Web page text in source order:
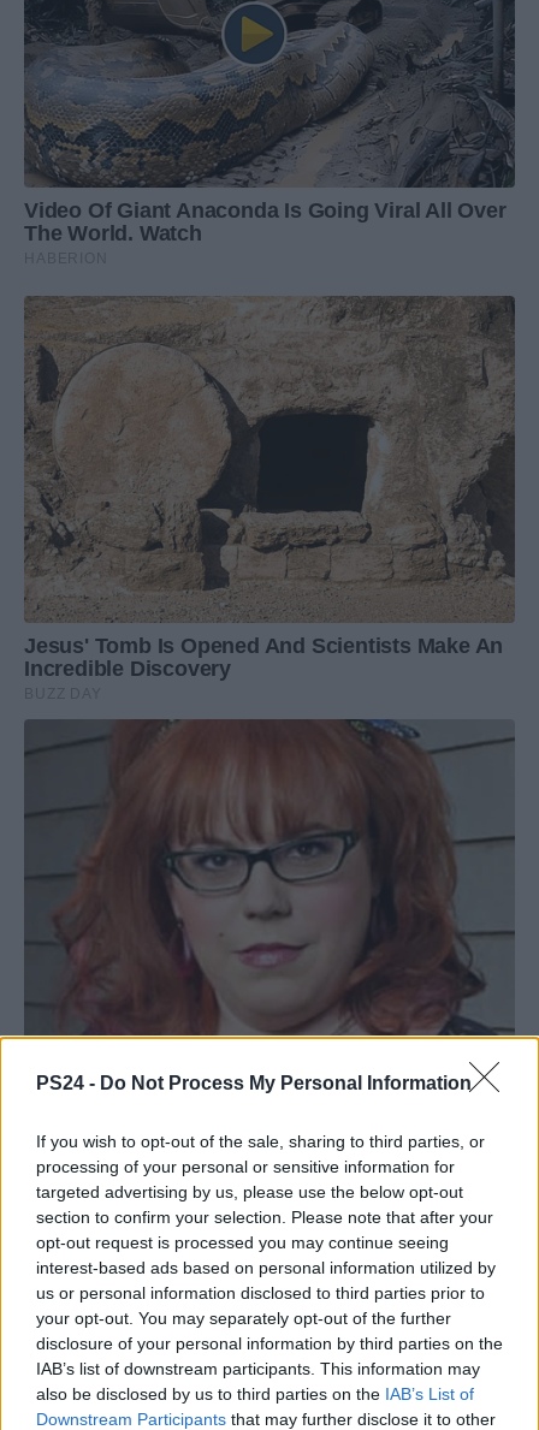
PS24 - Do Not Process My Personal Information
If you wish to opt-out of the sale, sharing to third parties, or
processing of your personal or sensitive information for
targeted advertising by us, please use the below opt-out
section to confirm your selection. Please note that after your
opt-out request is processed you may continue seeing
interest-based ads based on personal information utilized by
us or personal information disclosed to third parties prior to
your opt-out. You may separately opt-out of the further
disclosure of your personal information by third parties on the
IAB’s list of downstream participants. This information may
also be disclosed by us to third parties on the IAB’s List of
Downstream Participants that may further disclose it to other